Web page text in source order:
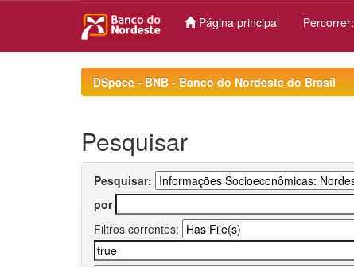
Página principal Percorrer:
DSpace - BNB - Banco do Nordeste do Brasil
Pesquisar
Pesquisar:
por
Filtros correntes: